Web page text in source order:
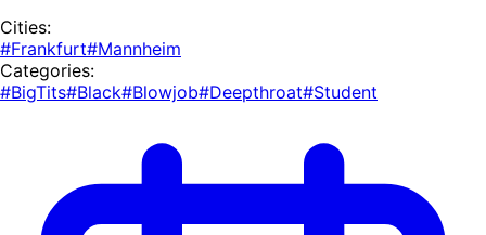
Cities:
#Frankfurt#Mannheim
Categories:
#BigTits#Black#Blowjob#Deepthroat#Student